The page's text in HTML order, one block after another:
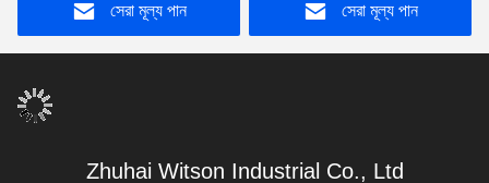
সেরা মূল্য পান
সেরা মূল্য পান
Zhuhai Witson Industrial Co., Ltd